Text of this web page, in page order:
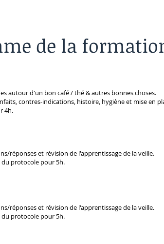
de la
autour d'un bon café / thé & autres bonnes choses.
contres-indications, histoire, hygiène et mise en
4h.
réponses et révision de l'apprentissage de la veille.
du protocole pour 5h.
réponses et révision de l'apprentissage de la veille.
du protocole pour 5h.